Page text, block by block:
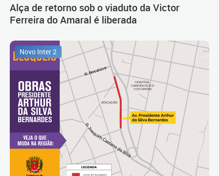
Alça de retorno sob o viaduto da Victor
Ferreira do Amaral é liberada
Novo Inter 2